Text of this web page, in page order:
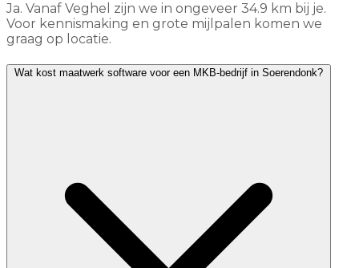
Ja. Vanaf Veghel zijn we in ongeveer 34.9 km bij je.
Voor kennismaking en grote mijlpalen komen we
graag op locatie.
Wat kost maatwerk software voor een MKB-bedrijf in Soerendonk?